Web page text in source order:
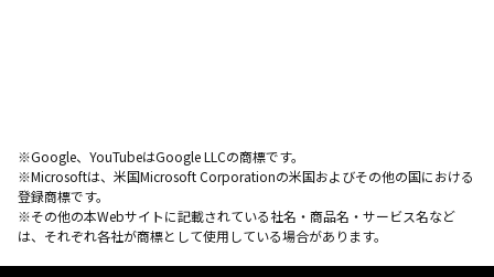
※Google、YouTubeはGoogle LLCの商標です。
※Microsoftは、米国Microsoft Corporationの米国およびその他の国における
登録商標です。
※その他の本Webサイトに記載されている社名・商品名・サービス名など
は、それぞれ各社が商標として使用している場合があります。